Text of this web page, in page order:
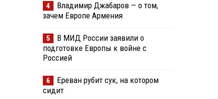
4
Владимир Джабаров — о том,
зачем Европе Армения
5
В МИД России заявили о
подготовке Европы к войне с
Россией
6
Ереван рубит сук, на котором
сидит